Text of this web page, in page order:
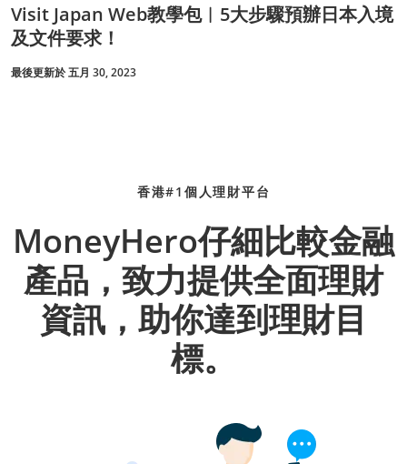
Visit Japan Web教學包︱5大步驟預辦日本入境
及文件要求！
最後更新於 五月 30, 2023
香港#1個人理財平台
MoneyHero仔細比較金融
產品，致力提供全面理財
資訊，助你達到理財目
標。